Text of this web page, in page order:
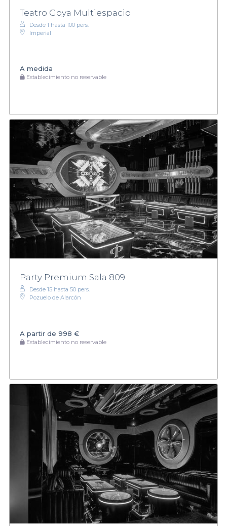
Teatro Goya Multiespacio
Desde 1 hasta 100 pers.
Imperial
A medida
Establecimiento no reservable
Party Premium Sala 809
Desde 15 hasta 50 pers.
Pozuelo de Alarcón
A partir de 998 €
Establecimiento no reservable